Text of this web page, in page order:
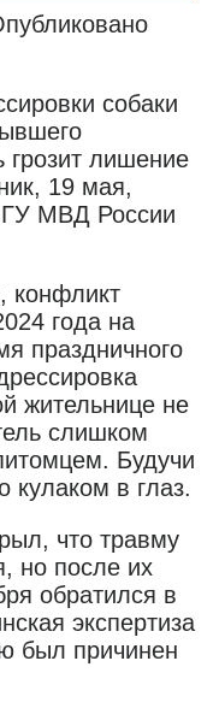
собаки
грозит лишение
19 мая,
МВД России
конфликт
года на
праздничного
жительнице не
слишком
Будучи
кулаком в глаз.
что травму
но после их
обратился в
экспертиза
был причинен